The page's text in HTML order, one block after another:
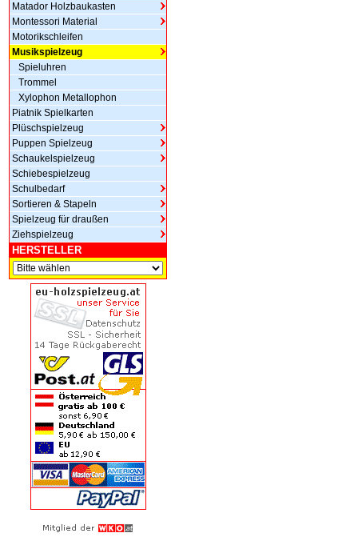
Matador Holzbaukasten
Montessori Material
Motorikschleifen
Musikspielzeug
Spieluhren
Trommel
Xylophon Metallophon
Piatnik Spielkarten
Plüschspielzeug
Puppen Spielzeug
Schaukelspielzeug
Schiebespielzeug
Schulbedarf
Sortieren & Stapeln
Spielzeug für draußen
Ziehspielzeug
HERSTELLER